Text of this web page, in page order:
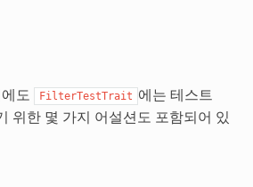
도 FilterTestTrait 에는 테스트
위한 몇 가지 어설션도 포함되어 있